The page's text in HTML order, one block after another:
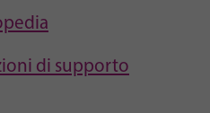
di supporto